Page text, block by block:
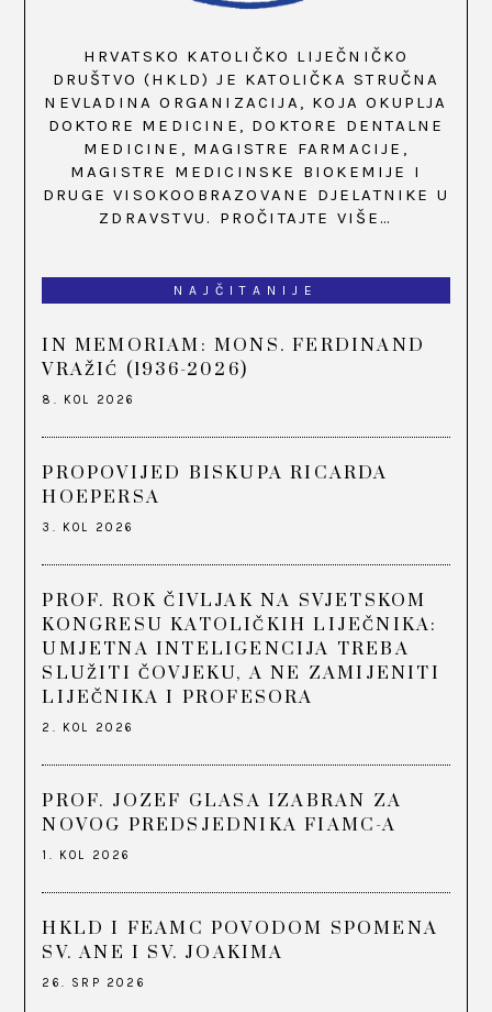
HRVATSKO KATOLIČKO LIJEČNIČKO
DRUŠTVO (HKLD) JE KATOLIČKA STRUČNA
NEVLADINA ORGANIZACIJA, KOJA OKUPLJA
DOKTORE MEDICINE, DOKTORE DENTALNE
MEDICINE, MAGISTRE FARMACIJE,
MAGISTRE MEDICINSKE BIOKEMIJE I
DRUGE VISOKOOBRAZOVANE DJELATNIKE U
ZDRAVSTVU. PROČITAJTE VIŠE…
NAJČITANIJE
IN MEMORIAM: MONS. FERDINAND
VRAŽIĆ (1936-2026)
8. KOL 2026
PROPOVIJED BISKUPA RICARDA
HOEPERSA
3. KOL 2026
PROF. ROK ČIVLJAK NA SVJETSKOM
KONGRESU KATOLIČKIH LIJEČNIKA:
UMJETNA INTELIGENCIJA TREBA
SLUŽITI ČOVJEKU, A NE ZAMIJENITI
LIJEČNIKA I PROFESORA
2. KOL 2026
PROF. JOZEF GLASA IZABRAN ZA
NOVOG PREDSJEDNIKA FIAMC-A
1. KOL 2026
HKLD I FEAMC POVODOM SPOMENA
SV. ANE I SV. JOAKIMA
26. SRP 2026